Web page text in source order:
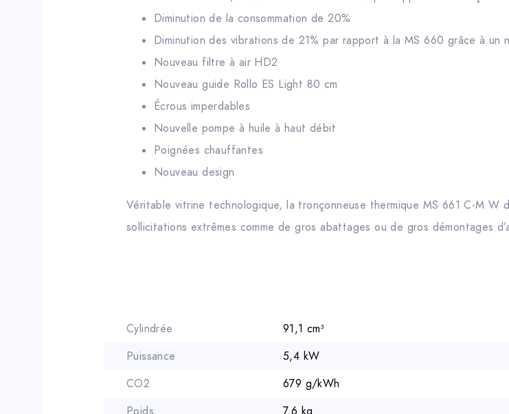
Diminution de la consommation de 20%
Diminution des vibrations de 21% par rapport à la MS 660 grâce à un
Nouveau filtre à air HD2
Nouveau guide Rollo ES Light 80 cm
Écrous imperdables
Nouvelle pompe à huile à haut débit
Poignées chauffantes
Nouveau design
Véritable vitrine technologique, la tronçonneuse thermique MS 661 C-M W
sollicitations extrêmes comme de gros abattages ou de gros démontages
Cylindrée
91,1 cm³
Puissance
5,4 kW
CO2
679 g/kWh